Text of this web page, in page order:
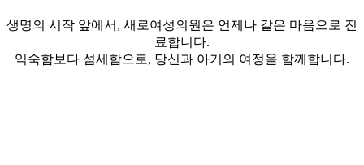
생명의 시작 앞에서, 새로여성의원은 언제나 같은 마음으로 진
료합니다.
익숙함보다 섬세함으로, 당신과 아기의 여정을 함께합니다.